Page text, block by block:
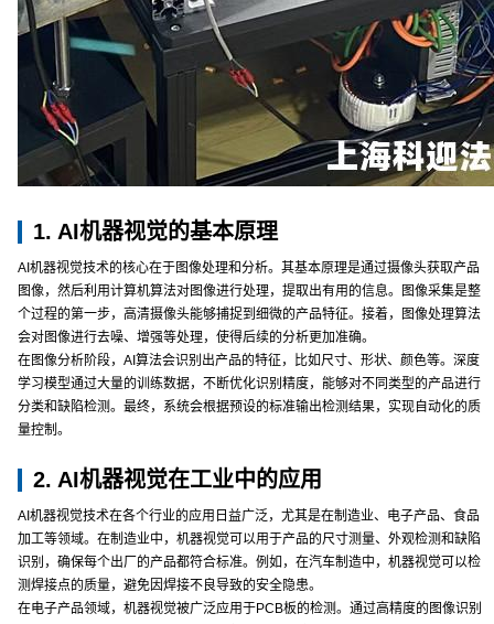
1. AI机器视觉的基本原理
AI机器视觉技术的核心在于图像处理和分析。其基本原理是通过摄像头获取产品
图像，然后利用计算机算法对图像进行处理，提取出有用的信息。图像采集是整
个过程的第一步，高清摄像头能够捕捉到细微的产品特征。接着，图像处理算法
会对图像进行去噪、增强等处理，使得后续的分析更加准确。
在图像分析阶段，AI算法会识别出产品的特征，比如尺寸、形状、颜色等。深度
学习模型通过大量的训练数据，不断优化识别精度，能够对不同类型的产品进行
分类和缺陷检测。最终，系统会根据预设的标准输出检测结果，实现自动化的质
量控制。
2. AI机器视觉在工业中的应用
AI机器视觉技术在各个行业的应用日益广泛，尤其是在制造业、电子产品、食品
加工等领域。在制造业中，机器视觉可以用于产品的尺寸测量、外观检测和缺陷
识别，确保每个出厂的产品都符合标准。例如，在汽车制造中，机器视觉可以检
测焊接点的质量，避免因焊接不良导致的安全隐患。
在电子产品领域，机器视觉被广泛应用于PCB板的检测。通过高精度的图像识别